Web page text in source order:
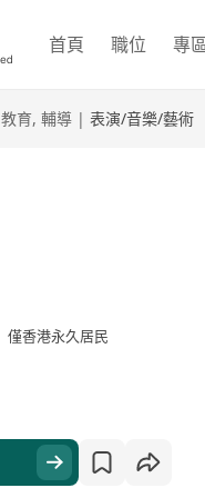
首頁 職位 專
教育, 輔導 | 表演/音樂/藝術
僅香港永久居民